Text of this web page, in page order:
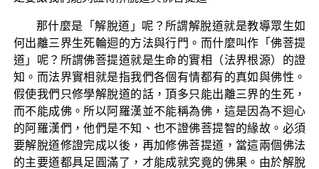
那什麼是「解脫道」呢？所謂解脫道就是教導眾生如
何出離三界生死輪迴的方法與行門。而什麼叫作「佛菩提
道」呢？所謂佛菩提道就是生命的實相（法界根源）的證
知。而法界實相就是指我們各個有情都有的真如與佛性。
假使我們只修學解脫道的話，頂多只能出離三界的生死，
而不能成佛。所以阿羅漢並不能稱為佛，這是因為不迴心
的阿羅漢們，他們是不知、也不證佛菩提智的緣故。必須
要解脫道修證完成以後，再加修佛菩提道，當這兩個佛法
的主要道都具足圓滿了，才能成就究竟的佛果。由於解脫